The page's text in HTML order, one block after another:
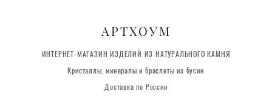
АРТХОУМ
ИНТЕРНЕТ-МАГАЗИН ИЗДЕЛИЙ ИЗ НАТУРАЛЬНОГО КАМНЯ
Кристаллы, минералы и браслеты из бусин
Доставка по России